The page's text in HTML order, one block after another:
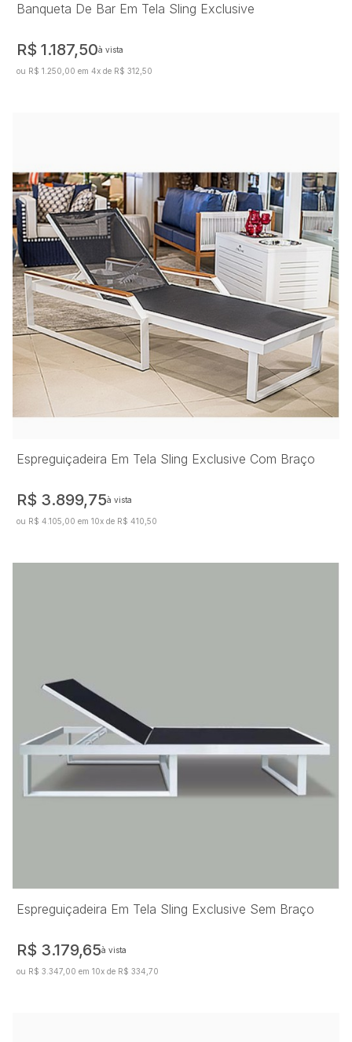
Banqueta De Bar Em Tela Sling Exclusive
R$ 1.187,50à vista
ou R$ 1.250,00 em 4x de R$ 312,50
Espreguiçadeira Em Tela Sling Exclusive Com Braço
R$ 3.899,75à vista
ou R$ 4.105,00 em 10x de R$ 410,50
Espreguiçadeira Em Tela Sling Exclusive Sem Braço
R$ 3.179,65à vista
ou R$ 3.347,00 em 10x de R$ 334,70